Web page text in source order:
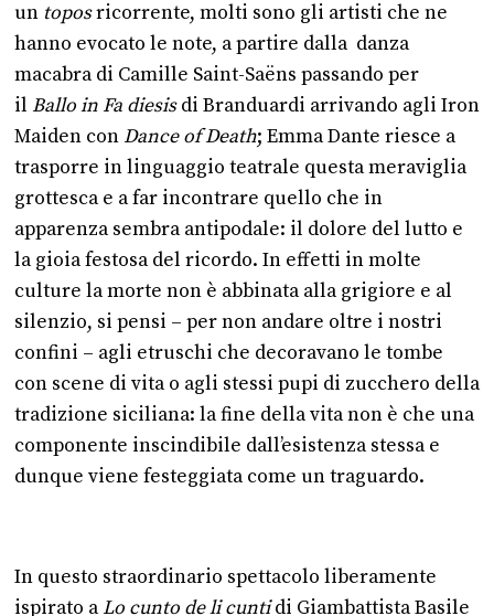
un toposricorrente, molti sono gli artisti che ne
hanno evocato le note, a partire dalla danza
macabra di Camille Saint-Saëns passando per
il Ballo in Fa diesisdi Branduardi arrivando agli Iron
Maiden con Dance of Death; Emma Dante riesce a
trasporre in linguaggio teatrale questa meraviglia
grottesca e a far incontrare quello che in
apparenza sembra antipodale: il dolore del lutto e
la gioia festosa del ricordo. In effetti in molte
culture la morte non è abbinata alla grigiore e al
silenzio, si pensi – per non andare oltre i nostri
confini – agli etruschi che decoravano le tombe
con scene di vita o agli stessi pupi di zucchero della
tradizione siciliana: la fine della vita non è che una
componente inscindibile dall’esistenza stessa e
dunque viene festeggiata come un traguardo.
In questo straordinario spettacolo liberamente
ispirato aLo cunto de li cuntidi Giambattista Basile